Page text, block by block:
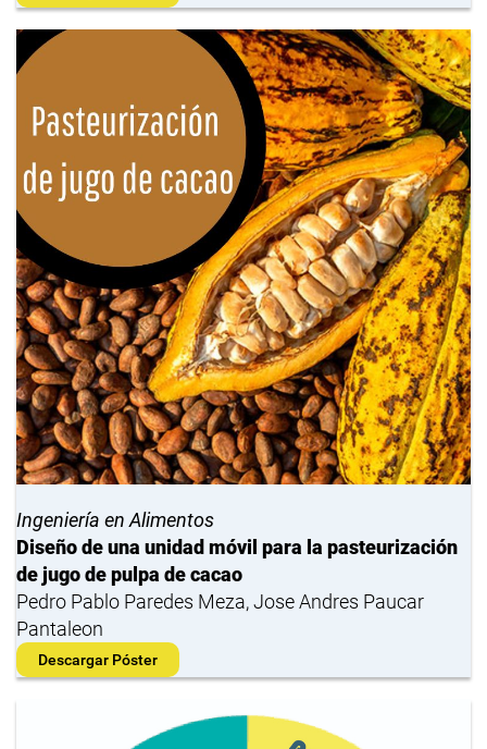
Ingeniería en Alimentos
Diseño de una unidad móvil para la pasteurización
de jugo de pulpa de cacao
Pedro Pablo Paredes Meza, Jose Andres Paucar
Pantaleon
Descargar Póster